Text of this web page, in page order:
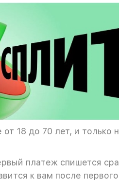
18 до 70 лет, и только
платеж спишется
к вам после